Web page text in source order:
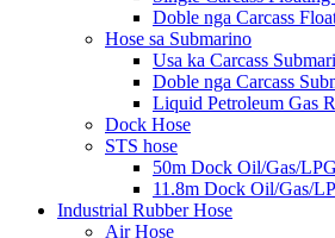
Doble nga Carcass
Hose sa Submarino
Usa ka Carcass
Doble nga Carcass
Liquid Petroleum Gas
Dock Hose
STS hose
50m Dock Oil/Gas/
11.8m Dock Oil/Gas/
Industrial Rubber Hose
Air Hose